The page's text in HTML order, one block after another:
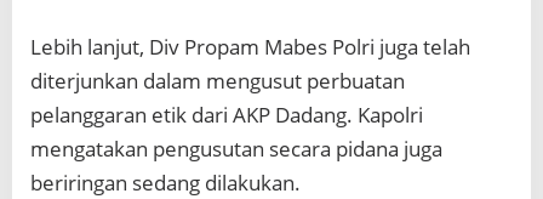
Lebih lanjut, Div Propam Mabes Polri juga telah
diterjunkan dalam mengusut perbuatan
pelanggaran etik dari AKP Dadang. Kapolri
mengatakan pengusutan secara pidana juga
beriringan sedang dilakukan.